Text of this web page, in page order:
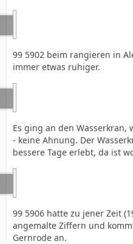
99 5902 beim rangieren in
immer etwas ruhiger.
Es ging an den
- keine Ahnung. Der
bessere Tage erlebt, da ist
99 5906 hatte zu jener Zeit
angemalte Ziffern und
Gernrode an.